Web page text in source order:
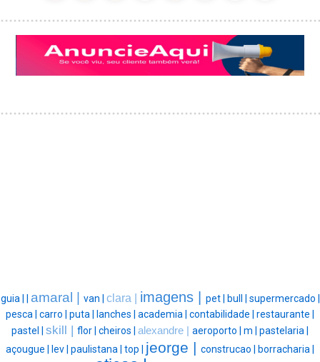
guia | | amaral | van | clara | imagens | pet | bull | supermercado |
pesca | carro | puta | lanches | academia | contabilidade | restaurante |
pastel | skill | flor | cheiros | alexandre | aeroporto | m | pastelaria |
açougue | lev | paulistana | top | jeorge | construcao | borracharia |